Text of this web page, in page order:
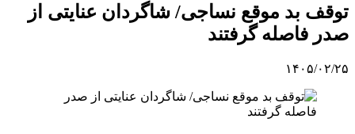
توقف بد موقع نساجی/ شاگردان عنایتی از
صدر فاصله گرفتند
۱۴۰۵/۰۲/۲۵